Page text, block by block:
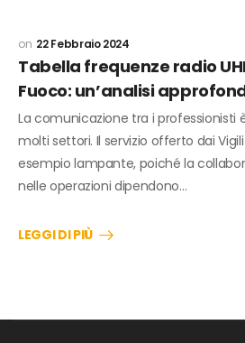
22 Febbraio 2024
Tabella frequenze radio
Fuoco: un’analisi
La comunicazione tra i professionisti
molti settori. Il servizio offerto dai
esempio lampante, poiché la
nelle operazioni dipendono…
LEGGI DI PIÙ